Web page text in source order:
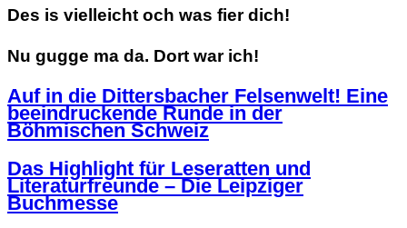
Des is vielleicht och was fier dich!
Nu gugge ma da. Dort war ich!
Auf in die Dittersbacher Felsenwelt! Eine
beeindruckende Runde in der
Böhmischen Schweiz
Das Highlight für Leseratten und
Literaturfreunde – Die Leipziger
Buchmesse